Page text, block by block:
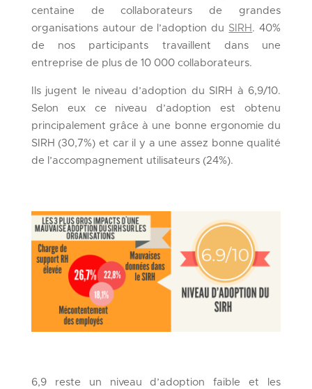
centaine de collaborateurs de grandes
organisations autour de l’adoption du SIRH . 40%
de nos participants travaillent dans une
entreprise de plus de 10 000 collaborateurs.
Ils jugent le niveau d’adoption du SIRH à 6,9/10.
Selon eux ce niveau d’adoption est obtenu
principalement grâce à une bonne ergonomie du
SIRH (30,7%) et car il y a une assez bonne qualité
de l’accompagnement utilisateurs (24%).
6,9 reste un niveau d’adoption faible et les